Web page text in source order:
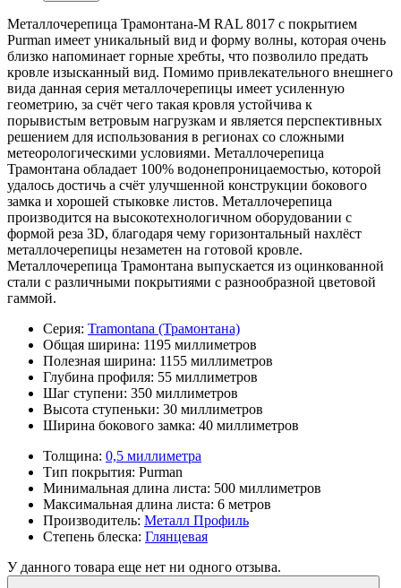
Металлочерепица Трамонтана-M RAL 8017 с покрытием
Purman имеет уникальный вид и форму волны, которая очень
близко напоминает горные хребты, что позволило предать
кровле изысканный вид. Помимо привлекательного внешнего
вида данная серия металлочерепицы имеет усиленную
геометрию, за счёт чего такая кровля устойчива к
порывистым ветровым нагрузкам и является перспективных
решением для использования в регионах со сложными
метеорологическими условиями. Металлочерепица
Трамонтана обладает 100% водонепроницаемостью, которой
удалось достичь а счёт улучшенной конструкции бокового
замка и хорошей стыковке листов. Металлочерепица
производится на высокотехнологичном оборудовании с
формой реза 3D, благодаря чему горизонтальный нахлёст
металлочерепицы незаметен на готовой кровле.
Металлочерепица Трамонтана выпускается из оцинкованной
стали с различными покрытиями с разнообразной цветовой
гаммой.
Серия: Tramontana (Трамонтана)
Общая ширина: 1195 миллиметров
Полезная ширина: 1155 миллиметров
Глубина профиля: 55 миллиметров
Шаг ступени: 350 миллиметров
Высота ступеньки: 30 миллиметров
Ширина бокового замка: 40 миллиметров
Толщина: 0,5 миллиметра
Тип покрытия: Purman
Минимальная длина листа: 500 миллиметров
Максимальная длина листа: 6 метров
Производитель: Металл Профиль
Степень блеска: Глянцевая
У данного товара еще нет ни одного отзыва.